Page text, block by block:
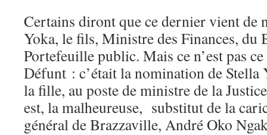
Certains diront que ce dernier vient de
Yoka, le fils, Ministre des Finances, du
Portefeuille public. Mais ce n’est pas
Défunt : c’était la nomination de Stella
la fille, au poste de ministre de la
est, la malheureuse, substitut de la
général de Brazzaville, André Oko